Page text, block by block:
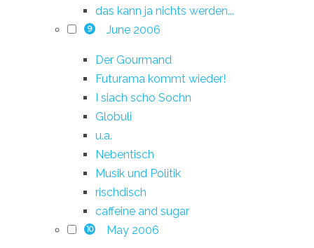
das kann ja nichts werden...
9 June 2006
Der Gourmand
Futurama kommt wieder!
I siach scho Sochn
Globuli
u.a.
Nebentisch
Musik und Politik
rischdisch
caffeine and sugar
10 May 2006